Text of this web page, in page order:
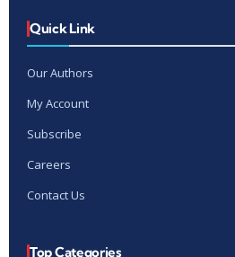
Quick Link
Our Authors
My Account
Subscribe
Careers
Contact Us
Top Categories